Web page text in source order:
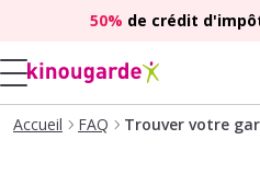
50% de crédit
Accueil FAQ Trouver votre